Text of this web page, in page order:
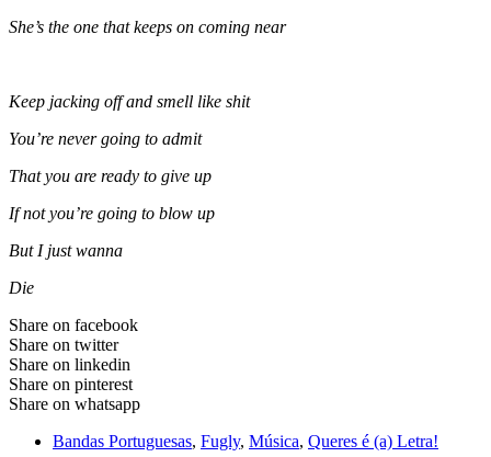
She’s the one that keeps on coming near
Keep jacking off and smell like shit
You’re never going to admit
That you are ready to give up
If not you’re going to blow up
But I just wanna
Die
Share on facebook
Share on twitter
Share on linkedin
Share on pinterest
Share on whatsapp
Bandas Portuguesas, Fugly, Música, Queres é (a) Letra!